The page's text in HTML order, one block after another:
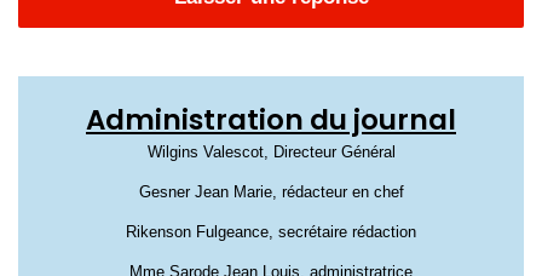
Administration du journal
Wilgins Valescot, Directeur Général
Gesner Jean Marie, rédacteur en chef
Rikenson Fulgeance, secrétaire rédaction
Mme Sarode Jean Louis, administratrice